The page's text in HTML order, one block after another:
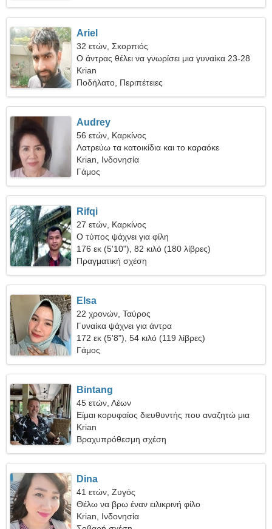
Ariel
32 ετών, Σκορπιός
Ο άντρας θέλει να γνωρίσει μια γυναίκα 23-28
Krian
Ποδήλατο, Περιπέτειες
Audrey
56 ετών, Καρκίνος
Λατρεύω τα κατοικίδια και το καραόκε
Krian, Ινδονησία
Γάμος
Rifqi
27 ετών, Καρκίνος
Ο τύπος ψάχνει για φίλη
176 εκ (5'10"), 82 κιλό (180 λίβρες)
Πραγματική σχέση
Elsa
22 χρονών, Ταύρος
Γυναίκα ψάχνει για άντρα
172 εκ (5'8"), 54 κιλό (119 λίβρες)
Γάμος
Bintang
45 ετών, Λέων
Είμαι κορυφαίος διευθυντής που αναζητώ μια
παθιασμένη γυναίκα
Krian
Βραχυπρόθεσμη σχέση
Dina
41 ετών, Ζυγός
Θέλω να βρω έναν ειλικρινή φίλο
Krian, Ινδονησία